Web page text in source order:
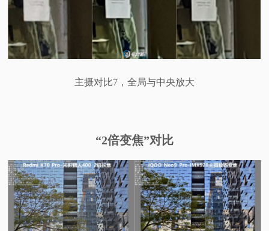
主摄对比7，全局与中央放大
“2倍变焦”对比